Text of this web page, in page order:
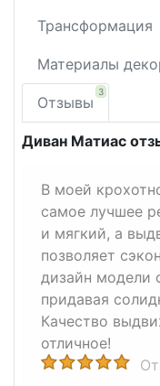
Трансформация
Материалы
Отзывы
3
Диван Матиас
В моей
самое лучшее
и мягкий, а
позволяет
дизайн модели
придавая
Качество
отличное!